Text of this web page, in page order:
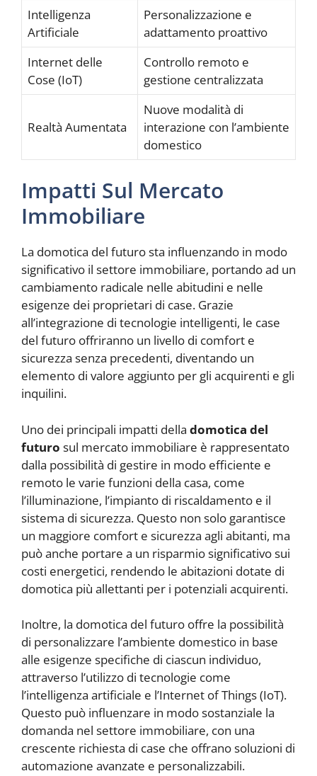
Intelligenza
Artificiale
Personalizzazione e
adattamento proattivo
Internet delle
Cose (IoT)
Controllo remoto e
gestione centralizzata
Realtà Aumentata
Nuove modalità di
interazione con l’ambiente
domestico
Impatti Sul Mercato
Immobiliare
La domotica del futuro sta influenzando in modo
significativo il settore immobiliare, portando ad un
cambiamento radicale nelle abitudini e nelle
esigenze dei proprietari di case. Grazie
all’integrazione di tecnologie intelligenti, le case
del futuro offriranno un livello di comfort e
sicurezza senza precedenti, diventando un
elemento di valore aggiunto per gli acquirenti e gli
inquilini.
Uno dei principali impatti della domotica del
futuro sul mercato immobiliare è rappresentato
dalla possibilità di gestire in modo efficiente e
remoto le varie funzioni della casa, come
l’illuminazione, l’impianto di riscaldamento e il
sistema di sicurezza. Questo non solo garantisce
un maggiore comfort e sicurezza agli abitanti, ma
può anche portare a un risparmio significativo sui
costi energetici, rendendo le abitazioni dotate di
domotica più allettanti per i potenziali acquirenti.
Inoltre, la domotica del futuro offre la possibilità
di personalizzare l’ambiente domestico in base
alle esigenze specifiche di ciascun individuo,
attraverso l’utilizzo di tecnologie come
l’intelligenza artificiale e l’Internet of Things (IoT).
Questo può influenzare in modo sostanziale la
domanda nel settore immobiliare, con una
crescente richiesta di case che offrano soluzioni di
automazione avanzate e personalizzabili.